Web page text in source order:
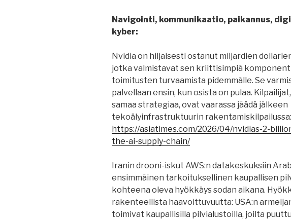
Navigointi, kommunikaatio, paikannus,
kyber:
Nvidia on hiljaisesti ostanut miljardien
jotka valmistavat sen kriittisimpiä
toimitusten turvaamista pidemmälle. Se
palvellaan ensin, kun osista on pulaa.
samaa strategiaa, ovat vaarassa jäädä jälkeen
tekoälyinfrastruktuurin rakentamiskilpailussa:
https://asiatimes.com/2026/04/nvidias-2-
the-ai-supply-chain/
Iranin drooni-iskut AWS:n datakeskuksiin
ensimmäinen tarkoituksellinen kaupallisen
kohteena oleva hyökkäys sodan aikana.
rakenteellista haavoittuvuutta: USA:n
toimivat kaupallisilla pilvialustoilla, joilta